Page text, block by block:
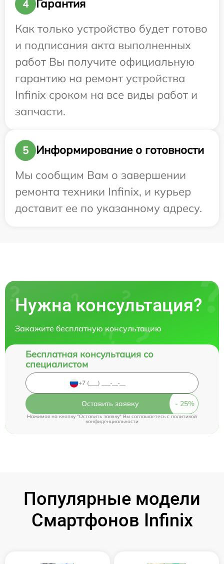
4
Гарантия
Как только устройство будет готово
и подписания акта выполненных
работ Вы получите официальную
гарантию на ремонт устройства
Infinix сроком на все виды работ и
запчасти.
5
Информирование о готовности
Мы сообщим Вам о завершении
ремонта техники Infinix, и курьер
доставит ее по указанному адресу.
Нужна консультация?
Закажите бесплатную консультацию
Бесплатная консультация со
специалистом
Оставить заявку
Нажимая на кнопку "Оставить заявку" Вы соглашаетесь cполитикой
конфиденциальности
Популярные модели
Смартфонов Infinix